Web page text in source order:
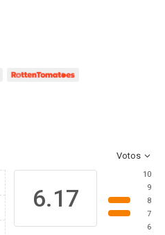
Votos
6.17
10
9
8
7
6